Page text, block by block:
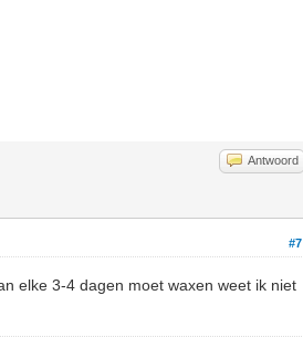
Antwoord
#7
elke 3-4 dagen moet waxen weet ik niet